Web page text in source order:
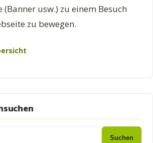
(Banner usw.) zu einem Besuch
zu bewegen.
Suchen